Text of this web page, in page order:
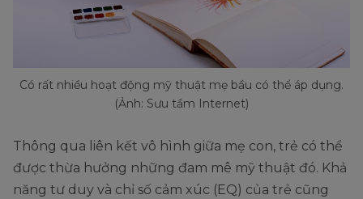
Có rất nhiều hoạt động mỹ thuật mẹ bầu có thể áp dụng.
(Ảnh: Sưu tầm Internet)
Thông qua liên kết vô hình giữa mẹ con, trẻ có thể
được thừa hưởng những đam mê mỹ thuật đó. Khả
năng tư duy và chỉ số cảm xúc (EQ) của trẻ cũng